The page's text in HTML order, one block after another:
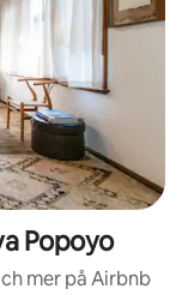
Popoyo
mer på Airbnb